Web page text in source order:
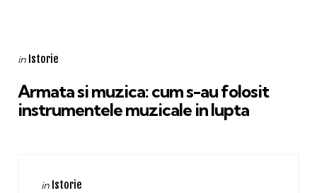
Categories
Posted
in Istorie
Armata si muzica: cum s-au folosit
instrumentele muzicale in lupta
Categories
Posted
in Istorie